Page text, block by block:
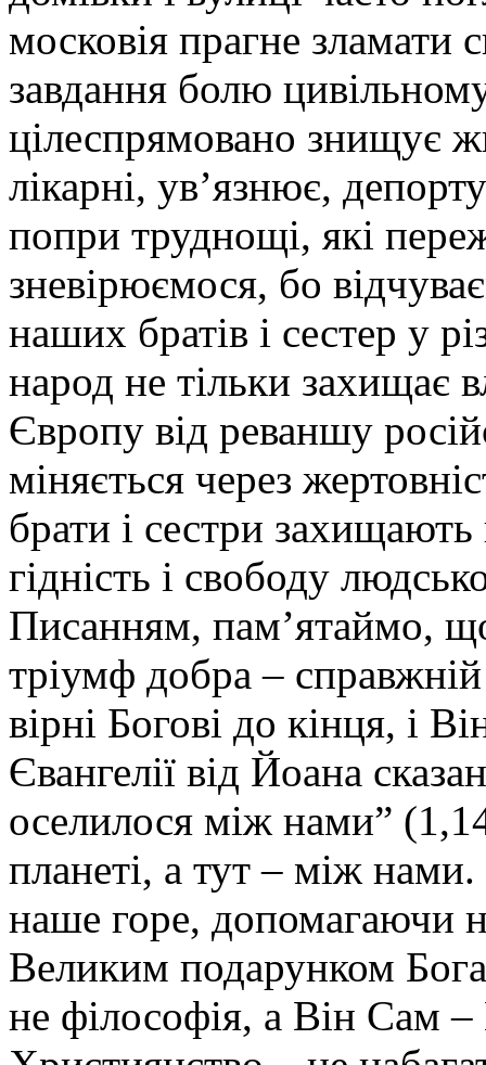
московія прагне зламати
завдання болю
цілеспрямовано знищує
лікарні, ув’язнює,
попри труднощі, які
зневірюємося, бо
наших братів і сестер у
народ не тільки захищає
Європу від реваншу
міняється через
брати і сестри
гідність і свободу
Писанням, пам’ятаймо,
тріумф добра –
вірні Богові до кінця, і
Євангелії від Йоана
оселилося між нами”
планеті, а тут – між
наше горе, допомагаючи
Великим подарунком
не філософія, а Він Сам